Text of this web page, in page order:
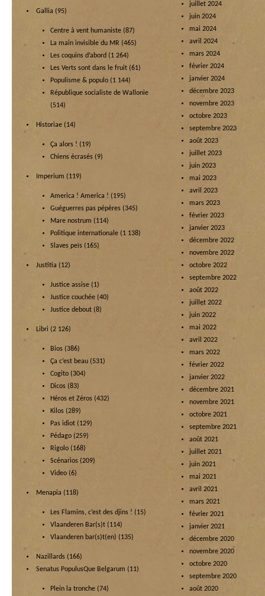
Gallia (95)
Centre à vent humaniste (87)
La main invisible du MR (465)
Les coquins d’abord (1 264)
Les Verts sont dans le fruit (61)
Populisme & populo (1 144)
République socialiste de Wallonie
(514)
Historiae (14)
Ça alors ! (19)
Chiens écrasés (9)
Imperium (119)
America ! America ! (195)
Guéguerres pas pépères (345)
Mare nostrum (114)
Politique internationale (1 138)
Slaves peïs (165)
Justitia (12)
Justice assise (1)
Justice couchée (40)
Justice debout (8)
Libri (2 126)
Bios (386)
Ça c’est beau (531)
Cogito (304)
Dicos (83)
Héros et Zéros (432)
Kilos (289)
Pas idiot (129)
Pédago (259)
Rigolo (168)
Scénarios (209)
Video (6)
Menapia (118)
Les Flamins, c’est des djins ! (15)
Vlaanderen Bar(s)t (114)
Vlaanderen bar(s)t(en) (135)
Nazillards (166)
Senatus PopulusQue Belgarum (11)
Plein la tronche (74)
juillet 2024
juin 2024
mai 2024
avril 2024
mars 2024
février 2024
janvier 2024
décembre 2023
novembre 2023
octobre 2023
septembre 2023
août 2023
juillet 2023
juin 2023
mai 2023
avril 2023
mars 2023
février 2023
janvier 2023
décembre 2022
novembre 2022
octobre 2022
septembre 2022
août 2022
juillet 2022
juin 2022
mai 2022
avril 2022
mars 2022
février 2022
janvier 2022
décembre 2021
novembre 2021
octobre 2021
septembre 2021
août 2021
juillet 2021
juin 2021
mai 2021
avril 2021
mars 2021
février 2021
janvier 2021
décembre 2020
novembre 2020
octobre 2020
septembre 2020
août 2020